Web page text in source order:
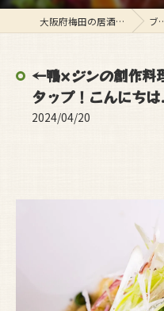
大阪府梅田の居酒屋ならスタンド ぱと ブログ
←鴨×ジンの創作料
タップ！こんにち
2024/04/20